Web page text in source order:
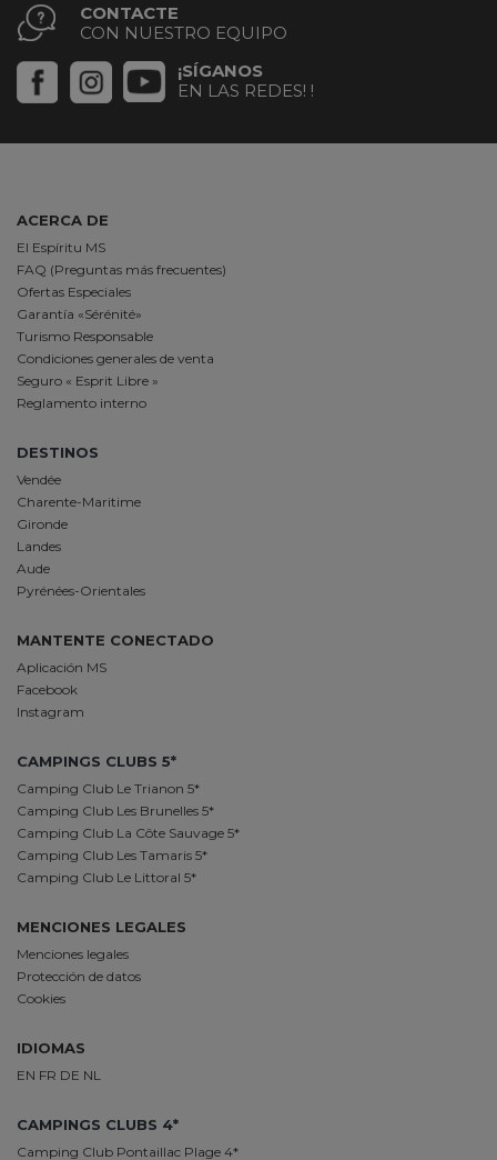
CONTACTE
CON NUESTRO EQUIPO
¡SÍGANOS
EN LAS REDES! !
ACERCA DE
El Espíritu MS
FAQ (Preguntas más frecuentes)
Ofertas Especiales
Garantía «Sérénité»
Turismo Responsable
Condiciones generales de venta
Seguro « Esprit Libre »
Reglamento interno
DESTINOS
Vendée
Charente-Maritime
Gironde
Landes
Aude
Pyrénées-Orientales
MANTENTE CONECTADO
Aplicación MS
Facebook
Instagram
CAMPINGS CLUBS 5*
Camping Club Le Trianon 5*
Camping Club Les Brunelles 5*
Camping Club La Côte Sauvage 5*
Camping Club Les Tamaris 5*
Camping Club Le Littoral 5*
MENCIONES LEGALES
Menciones legales
Protección de datos
Cookies
IDIOMAS
EN FR DE NL
CAMPINGS CLUBS 4*
Camping Club Pontaillac Plage 4*